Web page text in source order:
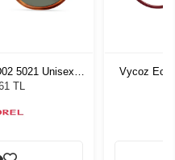
5021 Unisex
TL
Vycoz